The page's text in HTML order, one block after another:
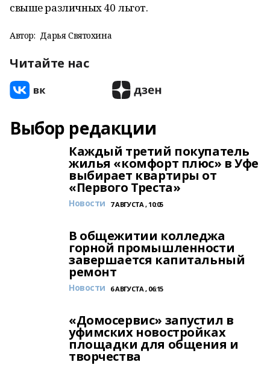
свыше различных 40 льгот.
Автор: Дарья Святохина
Читайте нас
Выбор редакции
Каждый третий покупатель
жилья «комфорт плюс» в Уфе
выбирает квартиры от
«Первого Треста»
Новости 7 АВГУСТА , 10:05
В общежитии колледжа
горной промышленности
завершается капитальный
ремонт
Новости 6 АВГУСТА , 06:15
«Домосервис» запустил в
уфимских новостройках
площадки для общения и
творчества